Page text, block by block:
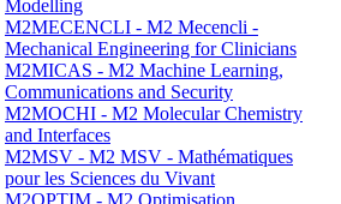
Modelling
M2MECENCLI - M2 Mecencli -
Mechanical Engineering for Clinicians
M2MICAS - M2 Machine Learning,
Communications and Security
M2MOCHI - M2 Molecular Chemistry
and Interfaces
M2MSV - M2 MSV - Mathématiques
pour les Sciences du Vivant
M2OPTIM - M2 Optimisation